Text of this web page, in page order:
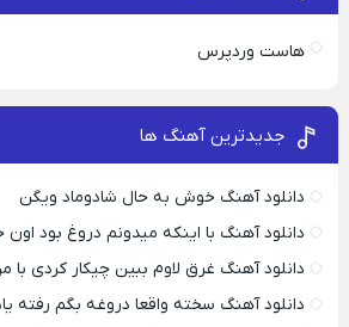
هاست وردپرس
جدیدترین آهنگ ها
دانلود آهنگ خوش به حال شادوماد ویگن
دانلود آهنگ با اینکه میدونم دروغ بود
دانلود آهنگ غرق لاوم ببین چیکار کردی با
دانلود آهنگ سخته واقعا دروغه بگم رفته